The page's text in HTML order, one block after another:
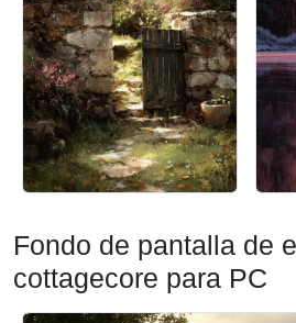
Fondo de pantalla de
cottagecore para PC